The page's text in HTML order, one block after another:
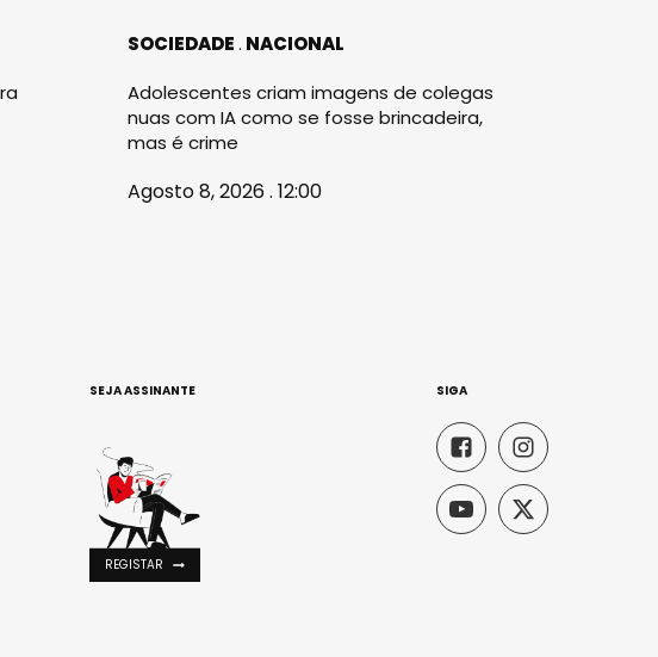
SOCIEDADE NACIONAL
Adolescentes criam imagens de colegas
nuas com IA como se fosse brincadeira,
mas é crime
Agosto 8, 2026 . 12:00
SEJA ASSINANTE
REGISTAR
SIGA